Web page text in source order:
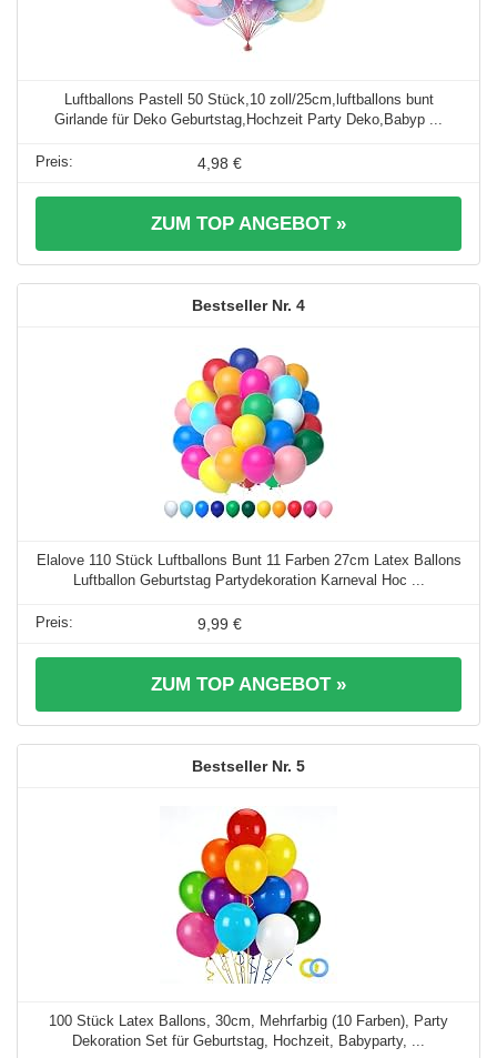
Luftballons Pastell 50 Stück,10 zoll/25cm,luftballons bunt
Girlande für Deko Geburtstag,Hochzeit Party Deko,Babyp ...
4,98 €
ZUM TOP ANGEBOT »
4
Elalove 110 Stück Luftballons Bunt 11 Farben 27cm Latex Ballons
Luftballon Geburtstag Partydekoration Karneval Hoc ...
9,99 €
ZUM TOP ANGEBOT »
5
100 Stück Latex Ballons, 30cm, Mehrfarbig (10 Farben), Party
Dekoration Set für Geburtstag, Hochzeit, Babyparty, ...